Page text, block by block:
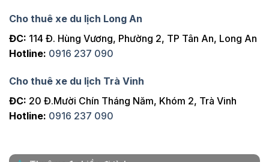
Cho thuê xe du lịch Long An
ĐC: 114 Đ. Hùng Vương, Phường 2, TP Tân An, Long An
Hotline: 0916 237 090
Cho thuê xe du lịch Trà Vinh
ĐC: 20 Đ.Mười Chín Tháng Năm, Khóm 2, Trà Vinh
Hotline: 0916 237 090